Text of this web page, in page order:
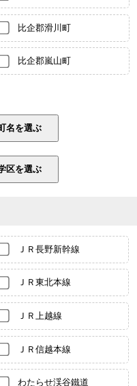
比企郡滑川町
比企郡嵐山町
ＪＲ長野新幹線
ＪＲ東北本線
ＪＲ上越線
ＪＲ信越本線
わたらせ渓谷鐵道